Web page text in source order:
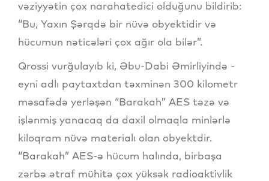
vəziyyətin çox narahatedici olduğunu bildirib:
“Bu, Yaxın Şərqdə bir nüvə obyektidir və
hücumun nəticələri çox ağır ola bilər”.
Qrossi vurğulayıb ki, Əbu-Dabi Əmirliyində -
eyni adlı paytaxtdan təxminən 300 kilometr
məsafədə yerləşən “Barakah” AES təzə və
işlənmiş yanacaq da daxil olmaqla minlərlə
kiloqram nüvə materialı olan obyektdir.
“Barakah” AES-ə hücum halında, birbaşa
zərbə ətraf mühitə çox yüksək radioaktivlik